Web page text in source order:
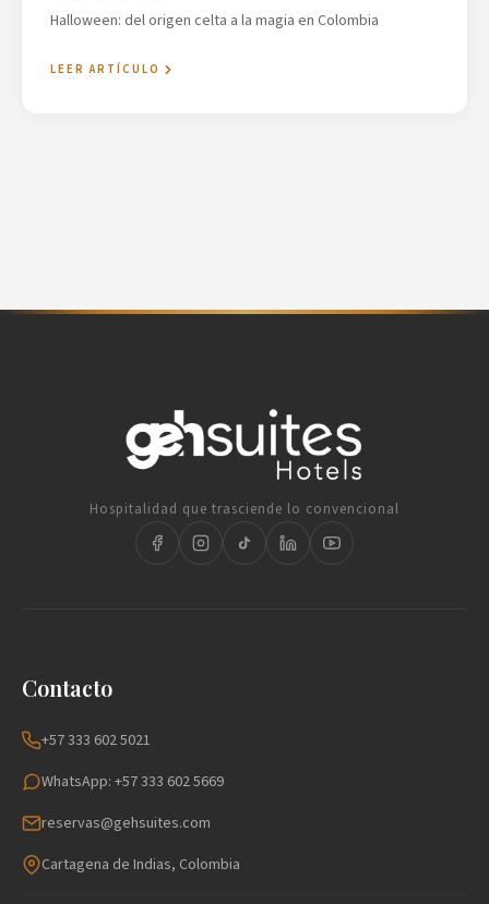
Halloween: del origen celta a la magia en Colombia
LEER ARTÍCULO
Hospitalidad que trasciende lo convencional
Contacto
+57 333 602 5021
WhatsApp: +57 333 602 5669
reservas@gehsuites.com
Cartagena de Indias, Colombia